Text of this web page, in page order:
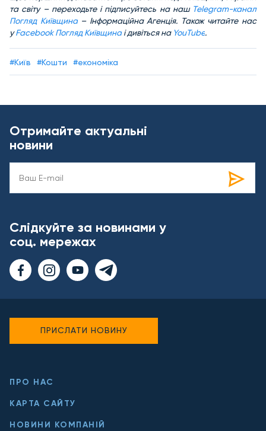
та світу – переходьте і підписуйтесь на наш Telegram-канал
Погляд Київщина– Інформаційна Агенція. Також читайте нас
уFacebook Погляд Київщина і дивіться на YouTube.
#Київ #Кошти #економіка
Отримайте актуальні
новини
Слідкуйте за новинами у
соц. мережах
ПРО НАС
КАРТА САЙТУ
НОВИНИ КОМПАНІЙ
ПРИСЛАТИ НОВИНУ